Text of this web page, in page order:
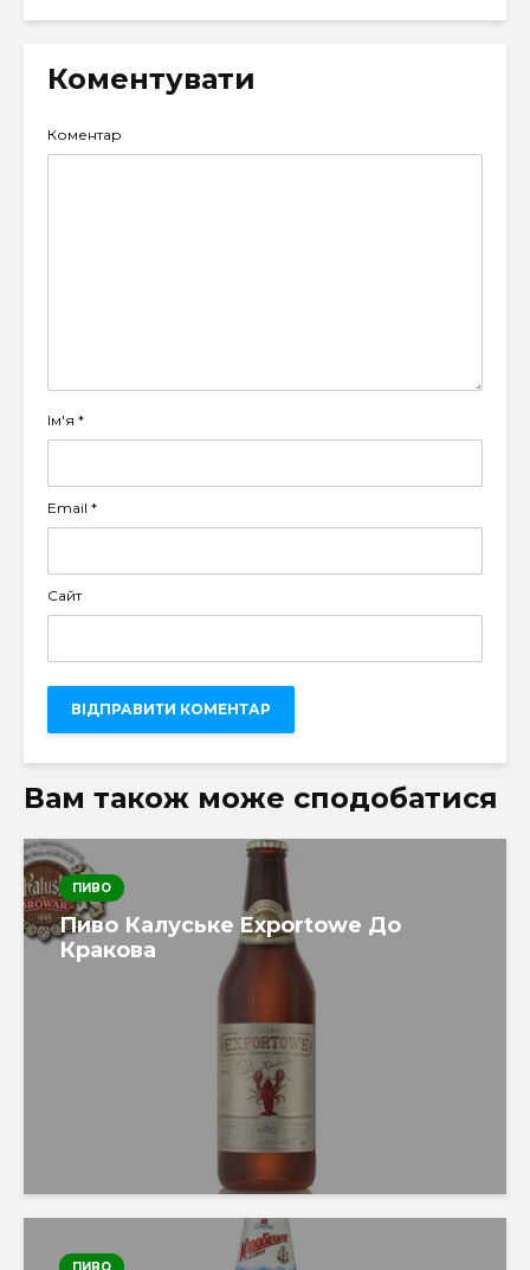
Коментувати
Коментар
Ім'я *
Email *
Сайт
Вам також може сподобатися
ПИВО
Пиво Калуське Exportowe До
Кракова